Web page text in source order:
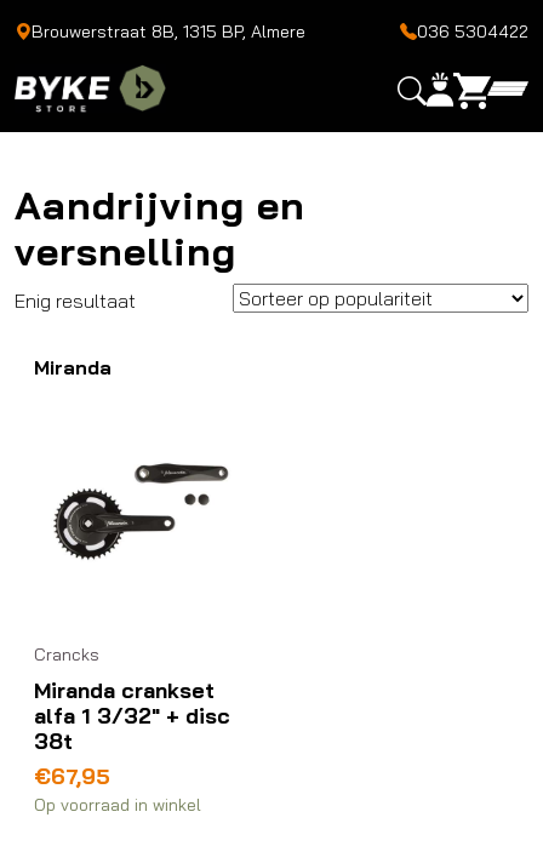
Brouwerstraat 8B, 1315 BP, Almere 036 5304422
Aandrijving en
versnelling
Enig resultaat
Miranda
Crancks
Miranda crankset
alfa 1 3/32″ + disc
38t
€67,95
Op voorraad in winkel